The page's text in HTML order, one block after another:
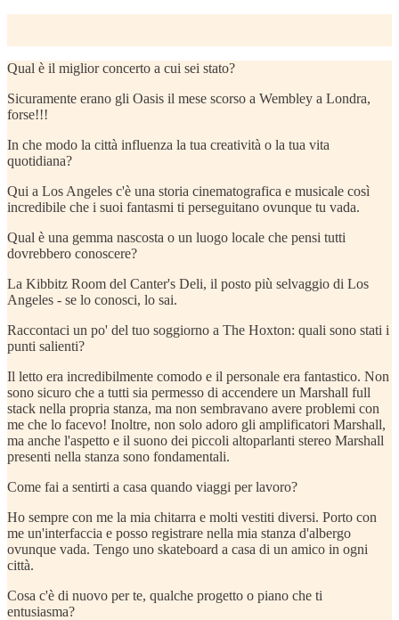
Qual è il miglior concerto a cui sei stato?
Sicuramente erano gli Oasis il mese scorso a Wembley a Londra,
forse!!!
In che modo la città influenza la tua creatività o la tua vita
quotidiana?
Qui a Los Angeles c'è una storia cinematografica e musicale così
incredibile che i suoi fantasmi ti perseguitano ovunque tu vada.
Qual è una gemma nascosta o un luogo locale che pensi tutti
dovrebbero conoscere?
La Kibbitz Room del Canter's Deli, il posto più selvaggio di Los
Angeles - se lo conosci, lo sai.
Raccontaci un po' del tuo soggiorno a The Hoxton: quali sono stati i
punti salienti?
Il letto era incredibilmente comodo e il personale era fantastico. Non
sono sicuro che a tutti sia permesso di accendere un Marshall full
stack nella propria stanza, ma non sembravano avere problemi con
me che lo facevo! Inoltre, non solo adoro gli amplificatori Marshall,
ma anche l'aspetto e il suono dei piccoli altoparlanti stereo Marshall
presenti nella stanza sono fondamentali.
Come fai a sentirti a casa quando viaggi per lavoro?
Ho sempre con me la mia chitarra e molti vestiti diversi. Porto con
me un'interfaccia e posso registrare nella mia stanza d'albergo
ovunque vada. Tengo uno skateboard a casa di un amico in ogni
città.
Cosa c'è di nuovo per te, qualche progetto o piano che ti
entusiasma?